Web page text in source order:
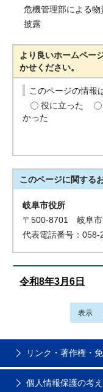
危機管理部による
披露
より良いホームペー
かせください。
このページの情報
役に立った
かった
このページに関する
岐阜市役所
〒500-8701 岐阜市
代表電話番号：058-
令和8年3月6日
表示
リンク・著作権・
個人情報保護の考